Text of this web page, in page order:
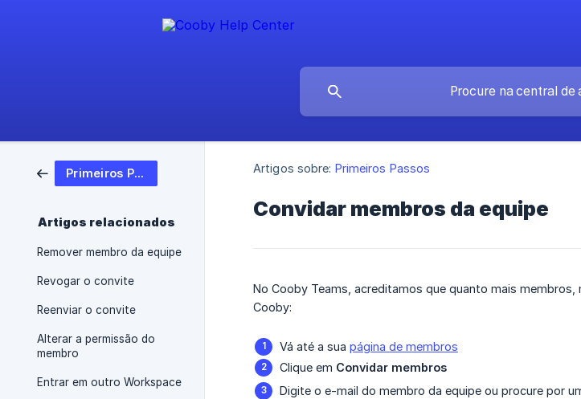
Primeiros Passos
Artigos relacionados
Remover membro da equipe
Revogar o convite
Reenviar o convite
Alterar a permissão do
membro
Entrar em outro Workspace
Artigos sobre: Primeiros Passos
Convidar membros da equipe
No Cooby Teams, acreditamos que quanto mais
Cooby:
Vá até a sua página de membros
Clique em Convidar membros
Digite o e-mail do membro da equipe ou procure por